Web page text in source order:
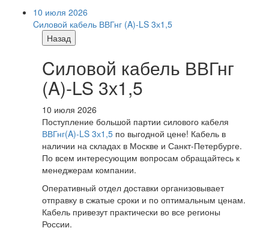
10 июля 2026
Cиловой кабель ВВГнг (A)-LS 3х1,5
Назад
Cиловой кабель ВВГнг
(A)-LS 3х1,5
10 июля 2026
Поступление большой партии силового кабеля
ВВГнг(A)-LS 3х1,5 по выгодной цене! Кабель в
наличии на складах в Москве и Санкт-Петербурге.
По всем интересующим вопросам обращайтесь к
менеджерам компании.
Оперативный отдел доставки организовывает
отправку в сжатые сроки и по оптимальным ценам.
Кабель привезут практически во все регионы
России.